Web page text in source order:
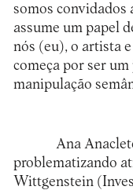
somos convidados
assume um papel
nós (eu), o artista
começa por ser
manipulação
Ana
problematizando
Wittgenstein